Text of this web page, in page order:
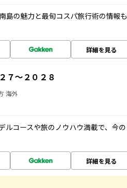
の魅力と最旬コスパ旅行術の情報も
詳細を見る
～２０２８
海外
ルコースや旅のノウハウ満載で、今の
詳細を見る